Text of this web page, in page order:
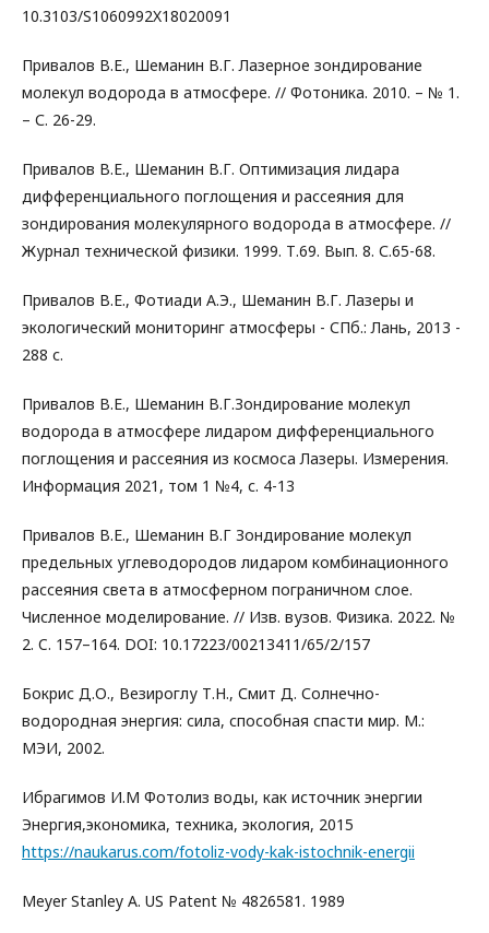
10.3103/S1060992X18020091
Привалов В.Е., Шеманин В.Г. Лазерное зондирование
молекул водорода в атмосфере. // Фотоника. 2010. – № 1.
– С. 26-29.
Привалов В.Е., Шеманин В.Г. Оптимизация лидара
дифференциального поглощения и рассеяния для
зондирования молекулярного водорода в атмосфере. //
Журнал технической физики. 1999. Т.69. Вып. 8. С.65-68.
Привалов В.Е., Фотиади А.Э., Шеманин В.Г. Лазеры и
экологический мониторинг атмосферы - СПб.: Лань, 2013 -
288 с.
Привалов В.Е., Шеманин В.Г.Зондирование молекул
водорода в атмосфере лидаром дифференциального
поглощения и рассеяния из космоса Лазеры. Измерения.
Информация 2021, том 1 №4, с. 4-13
Привалов В.Е., Шеманин В.Г Зондирование молекул
предельных углеводородов лидаром комбинационного
рассеяния света в атмосферном пограничном слое.
Численное моделирование. // Изв. вузов. Физика. 2022. №
2. C. 157–164. DOI: 10.17223/00213411/65/2/157
Бокрис Д.О., Везироглу Т.Н., Смит Д. Солнечно-
водородная энергия: сила, способная спасти мир. М.:
МЭИ, 2002.
Ибрагимов И.М Фотолиз воды, как источник энергии
Энергия,экономика, техника, экология, 2015
https://naukarus.com/fotoliz-vody-kak-istochnik-energii
Meyer Stanley A. US Patent № 4826581. 1989